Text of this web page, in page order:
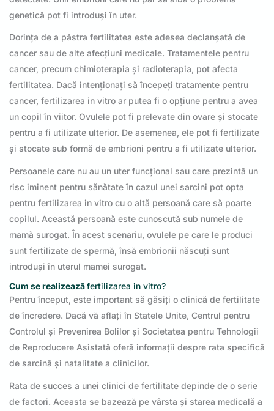
genetică pot fi introduși în uter.
Dorința de a păstra fertilitatea este adesea declanșată de
cancer sau de alte afecțiuni medicale. Tratamentele pentru
cancer, precum chimioterapia și radioterapia, pot afecta
fertilitatea. Dacă intenționați să începeți tratamente pentru
cancer, fertilizarea in vitro ar putea fi o opțiune pentru a avea
un copil în viitor. Ovulele pot fi prelevate din ovare și stocate
pentru a fi utilizate ulterior. De asemenea, ele pot fi fertilizate
și stocate sub formă de embrioni pentru a fi utilizate ulterior.
Persoanele care nu au un uter funcțional sau care prezintă un
risc iminent pentru sănătate în cazul unei sarcini pot opta
pentru fertilizarea in vitro cu o altă persoană care să poarte
copilul. Această persoană este cunoscută sub numele de
mamă surogat. În acest scenariu, ovulele pe care le produci
sunt fertilizate de spermă, însă embrionii născuți sunt
introduși în uterul mamei surogat.
Cum se realizeazăfertilizarea in vitro?
Pentru început, este important să găsiți o clinică de fertilitate
de încredere. Dacă vă aflați în Statele Unite, Centrul pentru
Controlul și Prevenirea Bolilor și Societatea pentru Tehnologii
de Reproducere Asistată oferă informații despre rata specifică
de sarcină și natalitate a clinicilor.
Rata de succes a unei clinici de fertilitate depinde de o serie
de factori. Aceasta se bazează pe vârsta și starea medicală a